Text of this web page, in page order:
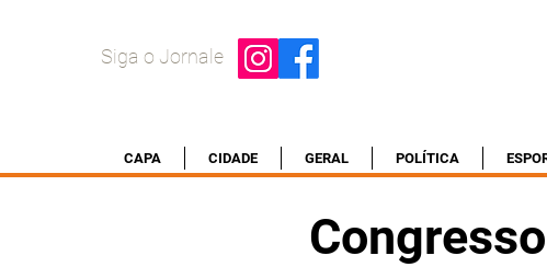
Siga o Jornale
CAPA CIDADE GERAL POLÍTICA